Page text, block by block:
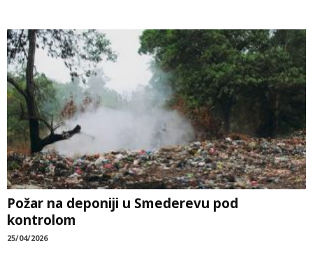
Požar na deponiji u Smederevu pod
kontrolom
25/04/2026